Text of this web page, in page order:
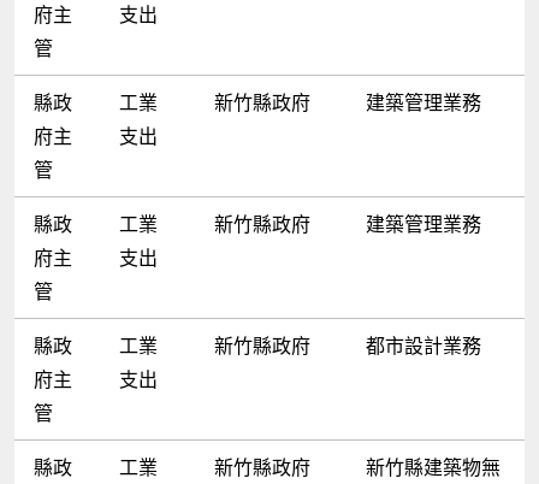
府主
管
支出
縣政
府主
管
工業
支出
新竹縣政府 建築管理業務
縣政
府主
管
工業
支出
新竹縣政府 建築管理業務
縣政
府主
管
工業
支出
新竹縣政府 都市設計業務
縣政 工業 新竹縣政府 新竹縣建築物無